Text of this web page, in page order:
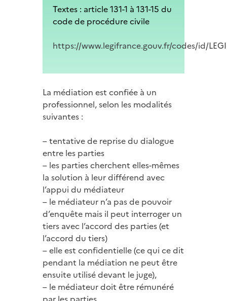
Textes : article 131-1 à 131-15 du
code de procédure civile
https://www.legifrance.gouv.fr/codes/id/
La médiation est confiée à un
professionnel, selon les modalités
suivantes :
– tentative de reprise du dialogue
entre les parties
– les parties cherchent elles-mêmes
la solution à leur différend avec
l’appui du médiateur
– le médiateur n’a pas de pouvoir
d’enquête mais il peut interroger un
tiers avec l’accord des parties (et
l’accord du tiers)
– elle est confidentielle (ce qui ce dit
pendant la médiation ne peut être
ensuite utilisé devant le juge),
– le médiateur doit être rémunéré
par les parties,